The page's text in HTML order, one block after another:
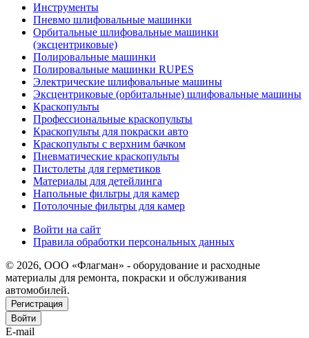
Инструменты
Пневмо шлифовальные машинки
Орбитальные шлифовальные машинки
(эксцентриковые)
Полировальные машинки
Полировальные машинки RUPES
Электрические шлифовальные машины
Эксцентриковые (орбитальные) шлифовальные машины
Краскопульты
Профессиональные краскопульты
Краскопульты для покраски авто
Краскопульты с верхним бачком
Пневматические краскопульты
Пистолеты для герметиков
Материалы для детейлинга
Напольные фильтры для камер
Потолочные фильтры для камер
Войти на сайт
Правила обработки персональных данных
© 2026, ООО «Флагман» - оборудование и расходные
материалы для ремонта, покраски и обслуживания
автомобилей.
Регистрация
Войти
E-mail